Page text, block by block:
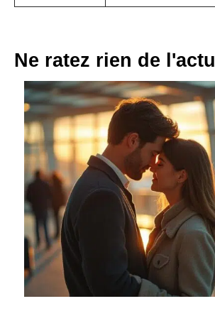
Ne ratez rien de l'actu